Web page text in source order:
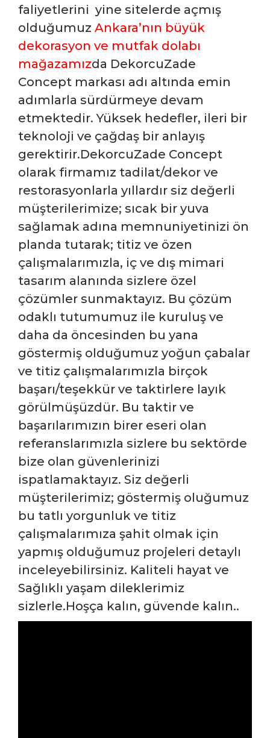
faliyetlerini yine sitelerde açmış
olduğumuz Ankara’nın büyük
dekorasyon ve mutfak dolabı
mağazamızda DekorcuZade
Concept markası adı altında emin
adımlarla sürdürmeye devam
etmektedir. Yüksek hedefler, ileri bir
teknoloji ve çağdaş bir anlayış
gerektirir.DekorcuZade Concept
olarak firmamız tadilat/dekor ve
restorasyonlarla yıllardır siz değerli
müşterilerimize; sıcak bir yuva
sağlamak adına memnuniyetinizi ön
planda tutarak; titiz ve özen
çalışmalarımızla, iç ve dış mimari
tasarım alanında sizlere özel
çözümler sunmaktayız. Bu çözüm
odaklı tutumumuz ile kuruluş ve
daha da öncesinden bu yana
göstermiş olduğumuz yoğun çabalar
ve titiz çalışmalarımızla birçok
başarı/teşekkür ve taktirlere layık
görülmüşüzdür. Bu taktir ve
başarılarımızın birer eseri olan
referanslarımızla sizlere bu sektörde
bize olan güvenlerinizi
ispatlamaktayız. Siz değerli
müşterilerimiz; göstermiş oluğumuz
bu tatlı yorgunluk ve titiz
çalışmalarımıza şahit olmak için
yapmış olduğumuz projeleri detaylı
inceleyebilirsiniz. Kaliteli hayat ve
Sağlıklı yaşam dileklerimiz
sizlerle.Hoşça kalın, güvende kalın..